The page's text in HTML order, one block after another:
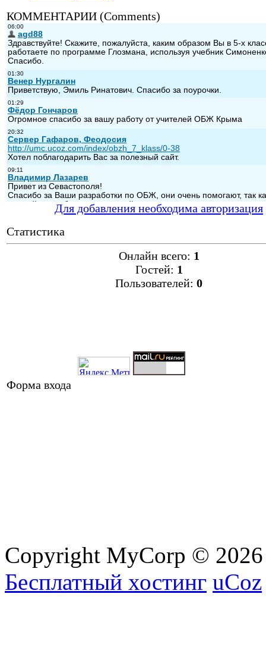
КОММЕНТАРИИ (Comments)
Для добавления необходима авторизация
Статистика
Онлайн всего: 1
Гостей: 1
Пользователей: 0
Форма входа
Copyright MyCorp © 2026
Бесплатный хостинг uCoz